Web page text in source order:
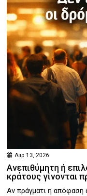
Απρ 13, 2026
Ανεπιθύμητη ή
κράτους γίνονται
Αν πράγματι η απόφαση